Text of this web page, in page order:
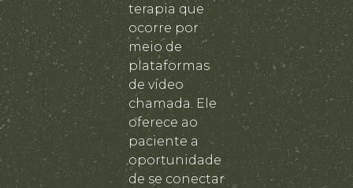
terapia que
ocorre por
meio de
plataformas
de vídeo
chamada. Ele
oferece ao
paciente a
oportunidade
de se conectar